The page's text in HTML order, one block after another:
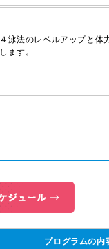
４泳法のレベルアップと体
します。
プログラムの内